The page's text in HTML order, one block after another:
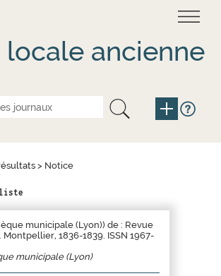
locale ancienne
> Notice
municipale (Lyon)
cookies